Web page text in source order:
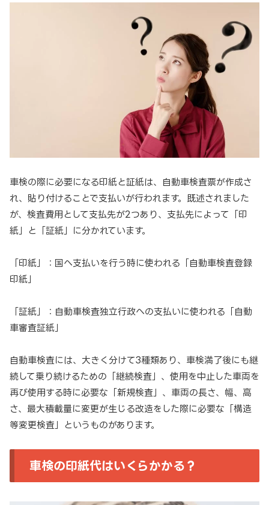
車検の際に必要になる印紙と証紙は、自動車検査票が作成さ
れ、貼り付けることで支払いが行われます。既述されました
が、検査費用として支払先が2つあり、支払先によって「印
紙」と「証紙」に分かれています。
「印紙」：国へ支払いを行う時に使われる「自動車検査登録
印紙」
「証紙」：自動車検査独立行政への支払いに使われる「自動
車審査証紙」
自動車検査には、大きく分けて3種類あり、車検満了後にも継
続して乗り続けるための「継続検査」、使用を中止した車両を
再び使用する時に必要な「新規検査」、車両の長さ、幅、高
さ、最大積載量に変更が生じる改造をした際に必要な「構造
等変更検査」というものがあります。
車検の印紙代はいくらかかる？